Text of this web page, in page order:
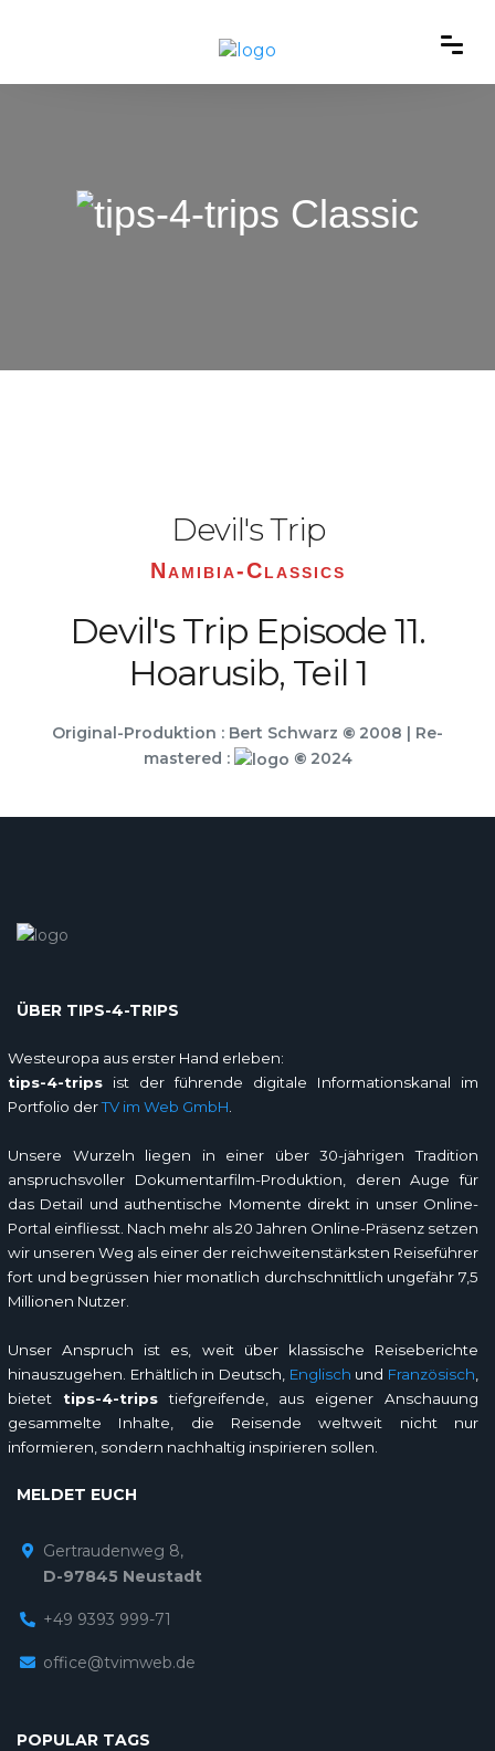
Devil's Trip
Namibia-Classics
Devil's Trip Episode 11.
Hoarusib, Teil 1
Original-Produktion : Bert Schwarz © 2008 | Re-
mastered :
©2024
ÜBER TIPS-4-TRIPS
Westeuropa aus erster Hand erleben:
tips-4-trips ist der führende digitale Informationskanal im
Portfolio derTV im Web GmbH
Unsere Wurzeln liegen in einer über 30-jährigen Tradition
anspruchsvoller Dokumentarfilm-Produktion, deren Auge für
das Detail und authentische Momente direkt in unser Online-
Portal einfliesst. Nach mehr als 20 Jahren Online-Präsenz setzen
wir unseren Weg als einer der reichweitenstärksten Reiseführer
fort und begrüssen hier monatlich durchschnittlich ungefähr 7,5
Millionen Nutzer.
Unser Anspruch ist es, weit über klassische Reiseberichte
hinauszugehen. Erhältlich in Deutsch, Englisch und Französisch
bietet tips-4-tripstiefgreifende, aus eigener Anschauung
gesammelte Inhalte, die Reisende weltweit nicht nur
informieren, sondern nachhaltig inspirieren sollen.
MELDET EUCH
Gertraudenweg 8,
D-97845 Neustadt
+49 9393 999-71
office@tvimweb.de
POPULAR TAGS